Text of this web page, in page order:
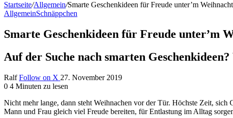
Startseite/Allgemein/Smarte Geschenkideen für Freude unter’m
AllgemeinSchnäppchen
Smarte Geschenkideen für Freude unter’m
Auf der Suche nach smarten
Ralf Follow on X 27. November 2019
0 4 Minuten zu lesen
Nicht mehr lange, dann steht Weihnachen vor der Tür. Höchste Zeit,
Mann und Frau gleich viel Freude bereiten, für Entlastung im Alltag